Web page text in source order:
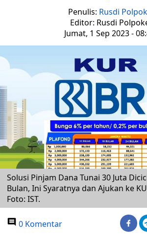
Penulis: Rusdi
Editor: Rusdi
Jumat, 1 Sep 2023 -
Solusi Pinjam Dana Tunai 30 Juta
Bulan, Ini Syaratnya dan Ajukan ke
Foto: IST.
0 Komentar